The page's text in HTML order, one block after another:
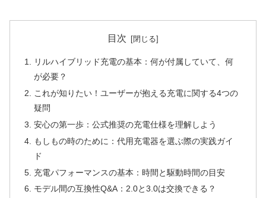
目次
リルハイブリッド充電の基本：何が付属していて、何
が必要？
これが知りたい！ユーザーが抱える充電に関する4つの
疑問
安心の第一歩：公式推奨の充電仕様を理解しよう
もしもの時のために：代用充電器を選ぶ際の実践ガイ
ド
充電パフォーマンスの基本：時間と駆動時間の目安
モデル間の互換性Q&A：2.0と3.0は交換できる？